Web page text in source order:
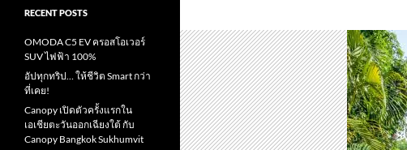
RECENT POSTS
OMODA C5 EV ครอสโอเวอร์
SUV ไฟฟ้า 100%
อัปทุกทริป… ให้ชีวิต Smart กว่า
ที่เคย!
Canopy เปิดตัวครั้งแรกใน
เอเชียตะวันออกเฉียงใต้ กับ
Canopy Bangkok Sukhumvit